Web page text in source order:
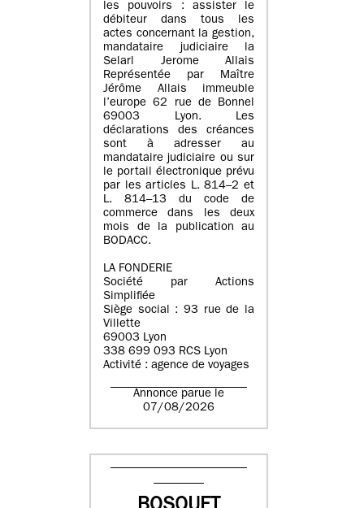
les pouvoirs : assister le
débiteur dans tous les
actes concernant la gestion,
mandataire judiciaire la
Selarl Jerome Allais
Représentée par Maître
Jérôme Allais immeuble
l’europe 62 rue de Bonnel
69003 Lyon. Les
déclarations des créances
sont à adresser au
mandataire judiciaire ou sur
le portail électronique prévu
par les articles L. 814–2 et
L. 814–13 du code de
commerce dans les deux
mois de la publication au
BODACC.
LA FONDERIE
Société par Actions
Simplifiée
Siège social : 93 rue de la
Villette
69003 Lyon
338 699 093 RCS Lyon
Activité : agence de voyages
Annonce parue le
07/08/2026